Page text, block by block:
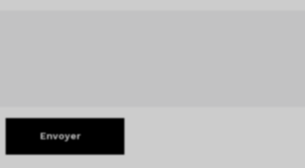
Envoyer